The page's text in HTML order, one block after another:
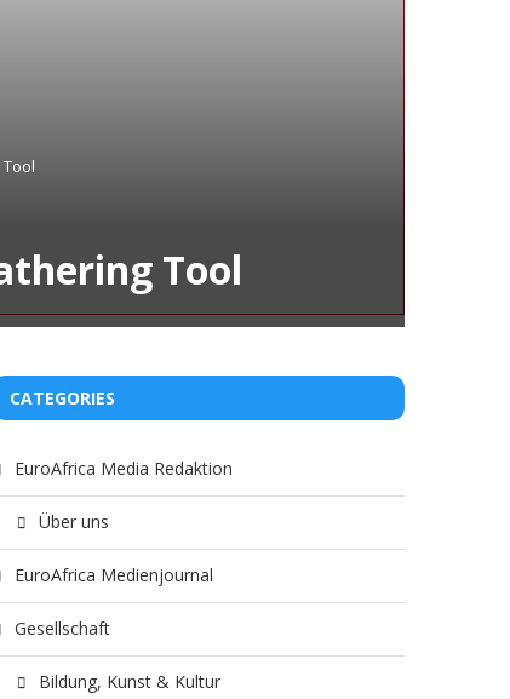
Tool
CATEGORIES
EuroAfrica Media Redaktion
Über uns
EuroAfrica Medienjournal
Gesellschaft
Bildung, Kunst & Kultur